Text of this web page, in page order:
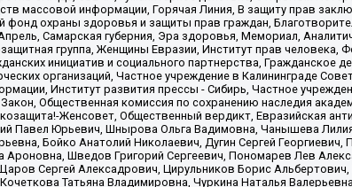
массовой информации, Горячая Линия, В защиту прав
охраны здоровья и защиты прав граждан,
Самарская губерния, Эра здоровья, Мемориал,
группа, Женщины Евразии, Институт прав человека,
инициатив и социального партнерства, Гражданское
организаций, Частное учреждение в Калининграде
Институт развития прессы - Сибирь, Частное
Общественная комиссия по сохранению наследия
Женсовет, Общественный вердикт, Евразийская
Павел Юрьевич, Шнырова Ольга Вадимовна, Чанышева
Бойко Анатолий Николаевич, Дугин Сергей
Шведов Григорий Сергеевич, Пономарев Лев
Сергей Алексадрович, Цирульников Борис
Татьяна Владимировна, Чуркина Наталья